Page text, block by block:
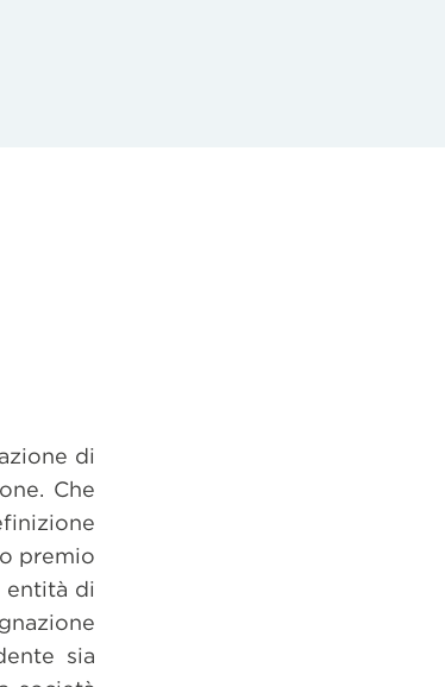
di
Che
premio
entità di
sia